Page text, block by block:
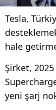
Tesla,
hale
Şirket,
yeni şarj